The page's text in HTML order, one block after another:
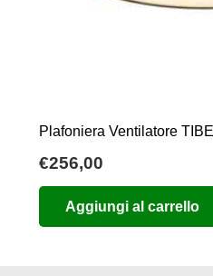
Plafoniera Ventilatore
€256,00
Aggiungi al carrello